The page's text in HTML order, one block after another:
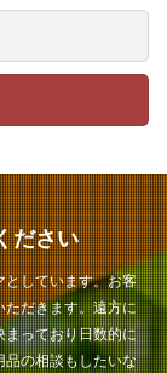
ださい
としています。お客
だきます。遠方に
っており日数的に
の相談もしたいな